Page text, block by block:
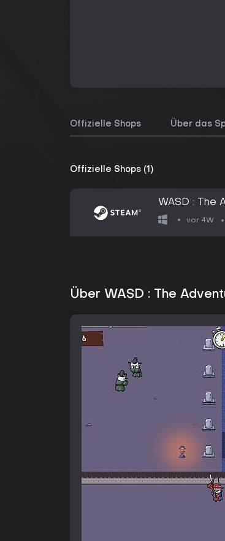
Offizielle Shops Über das
Offizielle Shops (1)
WASD : The
vor 4W
Über WASD : The